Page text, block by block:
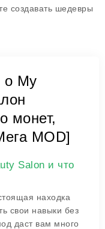
создавать шедевры
о My
монет,
MOD]
Salon и что
находка
свои навыки без
даст вам много